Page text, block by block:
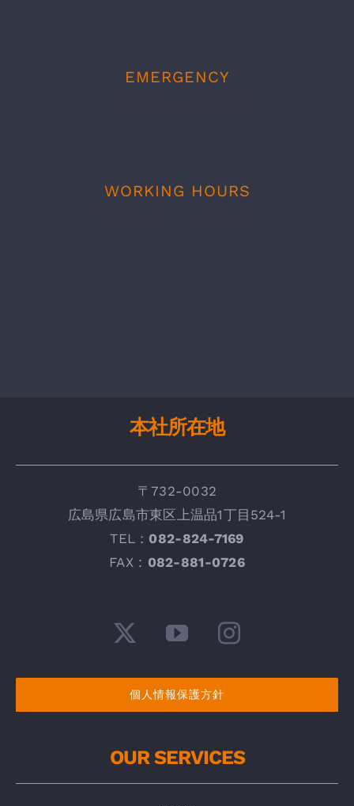
EMERGENCY
WORKING HOURS
本社所在地
〒732-0032
広島県広島市東区上温品1丁目524-1
TEL： 082-824-7169
FAX : 082-881-0726
個人情報保護方針
OUR SERVICES